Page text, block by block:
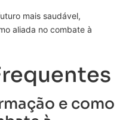
mais saudável,
aliada no combate à
e como